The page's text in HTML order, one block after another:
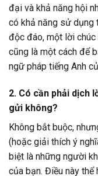
đại và khả năng hội
có khả năng sử dụng
độc đáo, một lời chúc
cũng là một cách để
ngữ pháp tiếng Anh
2. Có cần phải dịch
gửi không?
Không bắt buộc,
(hoặc giải thích ý
biệt là những người
của bạn. Điều này